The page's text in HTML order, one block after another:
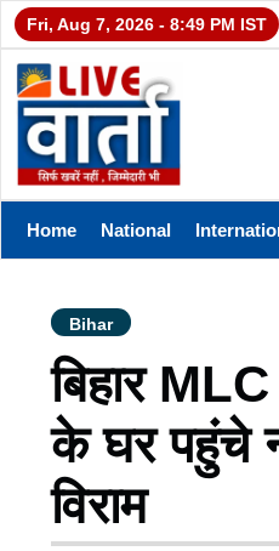
Fri, Aug 7, 2026 - 8:49 PM IST
Home National
Bihar
बिहार
के घर पहुंचे
विराम